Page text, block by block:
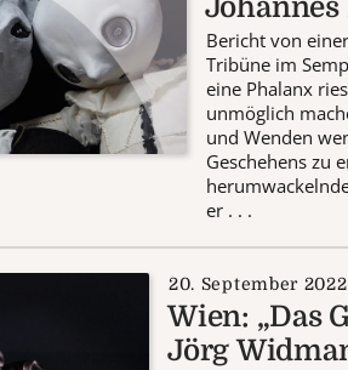
Bericht von
Tribüne im
eine Phalanx
unmöglich
und Wenden
Geschehens zu
er . . .
20. September 2022
Wien: „Das
Jörg